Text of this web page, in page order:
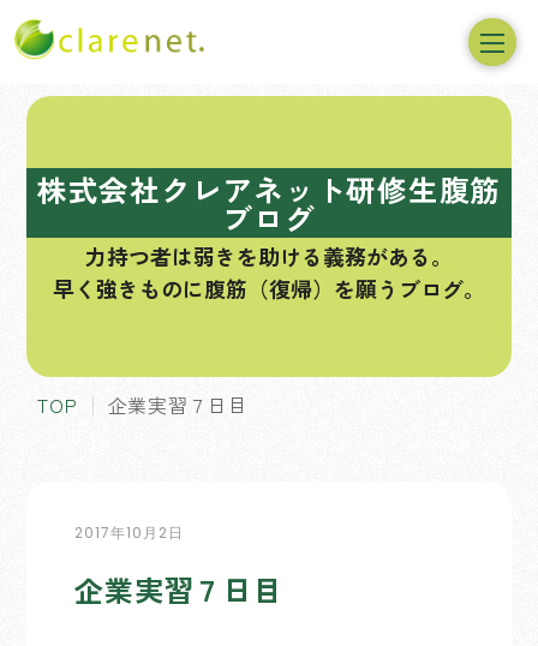
株式会社クレアネット研修生腹筋
ブログ
力持つ者は弱きを助ける義務がある。
早く強きものに腹筋（復帰）を願うブログ。
TOP 企業実習７日目
2017年10月2日
企業実習７日目